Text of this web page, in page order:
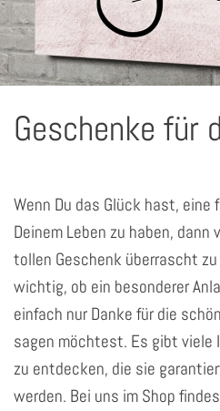
Geschenke für
Wenn Du das Glück hast,
Deinem Leben zu haben,
tollen Geschenk überrascht
wichtig, ob ein besonderer
einfach nur Danke für die
sagen möchtest. Es gibt viele
zu entdecken, die sie
werden. Bei uns im Shop